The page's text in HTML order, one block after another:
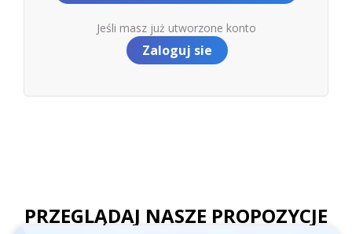
Jeśli masz już utworzone konto
Zaloguj sie
PRZEGLĄDAJ NASZE PROPOZYCJE